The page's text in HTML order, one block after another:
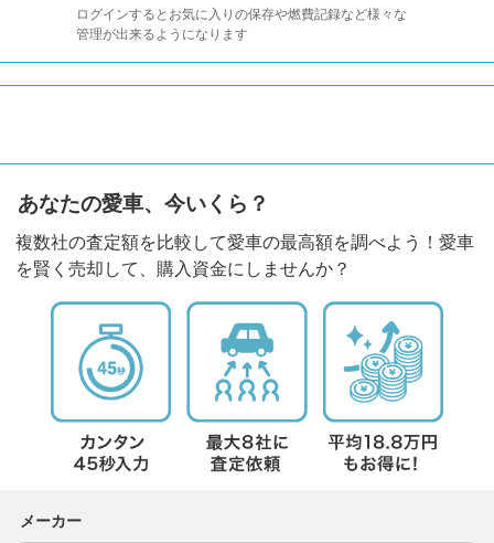
ログインするとお気に入りの保存や燃費記録など様々な
管理が出来るようになります
あなたの愛車、今いくら？
複数社の査定額を比較して愛車の最高額を調べよう！愛車
を賢く売却して、購入資金にしませんか？
メーカー